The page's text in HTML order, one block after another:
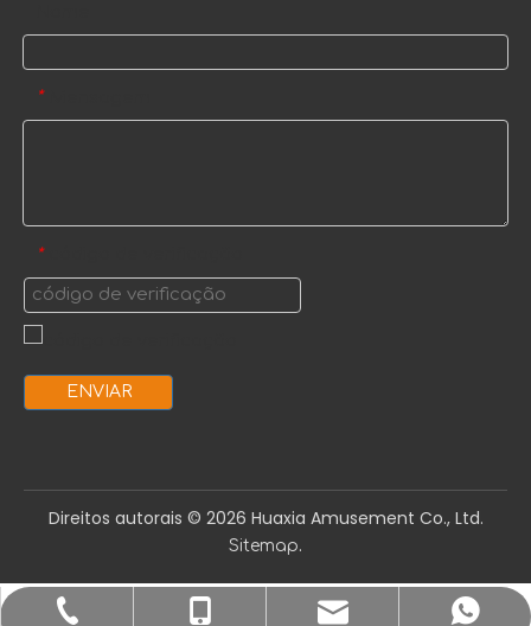
+86-577-67499999
+86-18066498819
sale1@huaxiatoys.com
+8618066498819
*
*
ENVIAR
Direitos autorais ©️ 2026 Huaxia Amusement Co., Ltd.
Sitemap.